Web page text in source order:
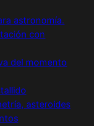
astronomía.
con
del momento
asteroides